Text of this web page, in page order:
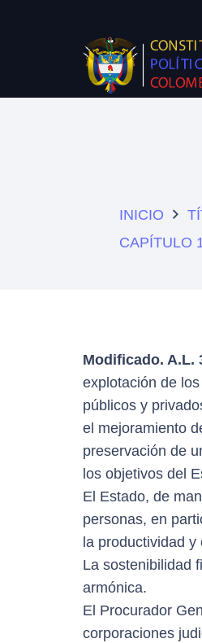
INICIO
CAPÍTULO
Modificado. A.L.
explotación de
públicos y
el mejoramiento
preservación de
los objetivos del
El Estado, de
personas, en
la productividad
La sostenibilidad
armónica.
El Procurador
corporaciones